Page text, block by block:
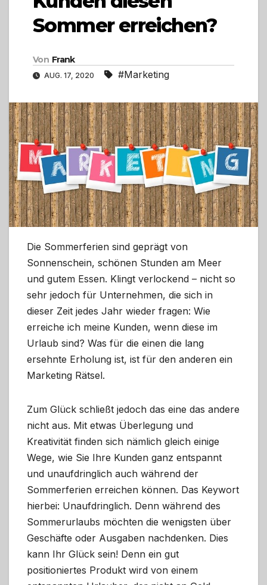
Sommer erreichen?
Von Frank
AUG. 17, 2020 #Marketing
Die Sommerferien sind geprägt von
Sonnenschein, schönen Stunden am Meer
und gutem Essen. Klingt verlockend – nicht so
sehr jedoch für Unternehmen, die sich in
dieser Zeit jedes Jahr wieder fragen: Wie
erreiche ich meine Kunden, wenn diese im
Urlaub sind? Was für die einen die lang
ersehnte Erholung ist, ist für den anderen ein
Marketing Rätsel.
Zum Glück schließt jedoch das eine das andere
nicht aus. Mit etwas Überlegung und
Kreativität finden sich nämlich gleich einige
Wege, wie Sie Ihre Kunden ganz entspannt
und unaufdringlich auch während der
Sommerferien erreichen können. Das Keywort
hierbei: Unaufdringlich. Denn während des
Sommerurlaubs möchten die wenigsten über
Geschäfte oder Ausgaben nachdenken. Dies
kann Ihr Glück sein! Denn ein gut
positioniertes Produkt wird von einem